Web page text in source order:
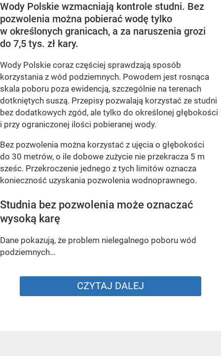
Wody Polskie wzmacniają kontrole studni. Bez
pozwolenia można pobierać wodę tylko
w określonych granicach, a za naruszenia grozi
do 7,5 tys. zł kary.
Wody Polskie coraz częściej sprawdzają sposób
korzystania z wód podziemnych. Powodem jest rosnąca
skala poboru poza ewidencją, szczególnie na terenach
dotkniętych suszą. Przepisy pozwalają korzystać ze studni
bez dodatkowych zgód, ale tylko do określonej głębokości
i przy ograniczonej ilości pobieranej wody.
Bez pozwolenia można korzystać z ujęcia o głębokości
do 30 metrów, o ile dobowe zużycie nie przekracza 5 m
sześc. Przekroczenie jednego z tych limitów oznacza
konieczność uzyskania pozwolenia wodnoprawnego.
Studnia bez pozwolenia może oznaczać
wysoką karę
Dane pokazują, że problem nielegalnego poboru wód
podziemnych...
CZYTAJ DALEJ